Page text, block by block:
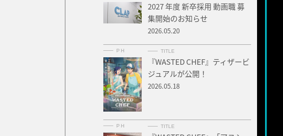
2027 年度 新卒採用 動画職 募
集開始のお知らせ
2026.05.20
PH TITLE
『WASTED CHEF』ティザービ
ジュアルが公開！
2026.05.18
PH TITLE